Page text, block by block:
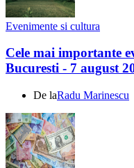
Evenimente si cultura
Cele mai importante
Bucuresti - 7 august
De laRadu Marinescu